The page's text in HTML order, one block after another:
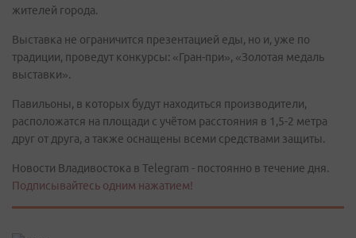
жителей города.
Выставка не ограничится презентацией еды, но и, уже по
традиции, проведут конкурсы: «Гран-при», «Золотая медаль
выставки».
Павильоны, в которых будут находиться производители,
расположатся на площади с учётом расстояния в 1,5-2 метра
друг от друга, а также оснащены всеми средствами защиты.
Новости Владивостока в Telegram - постоянно в течение дня.
Подписывайтесь одним нажатием!